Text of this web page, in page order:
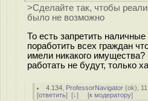
>Сделайте так, чтобы
было не возможно
То есть запретить
поработить всех граждан
имели никакого
работать не будут, только
4.134 ProfessorNavigator (ok),
[ответить] [↓] [к модератору]